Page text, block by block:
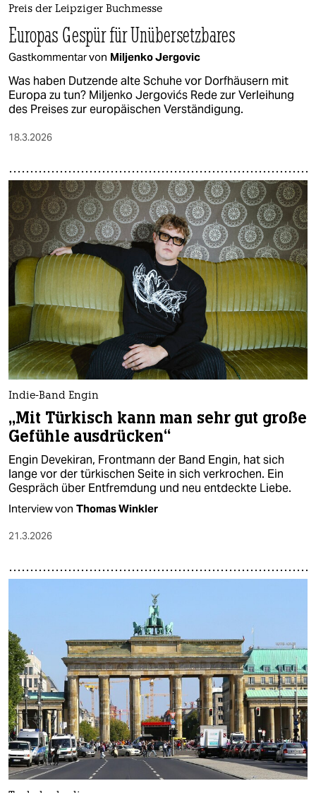
Preis der Leipziger Buchmesse
Europas Gespür für Unübersetzbares
Gastkommentar von Miljenko Jergovic
Was haben Dutzende alte Schuhe vor Dorfhäusern mit
Europa zu tun? Miljenko Jergovićs Rede zur Verleihung
des Preises zur europäischen Verständigung.
18.3.2026
Indie-Band Engin
„Mit Türkisch kann man sehr gut große
Gefühle ausdrücken“
Engin Devekiran, Frontmann der Band Engin, hat sich
lange vor der türkischen Seite in sich verkrochen. Ein
Gespräch über Entfremdung und neu entdeckte Liebe.
Interview von Thomas Winkler
21.3.2026